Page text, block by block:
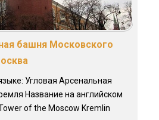
башня Московского
Угловая Арсенальная
Название на английском
of the Moscow Kremlin